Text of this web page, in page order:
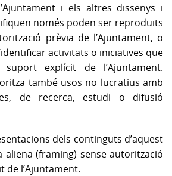
i els altres dissenys i
només poden ser reproduïts
prèvia de l’Ajuntament, o
activitats o iniciatives que
explícit de l’Ajuntament.
també usos no lucratius amb
de recerca, estudi o difusió
dels continguts d’aquest
aliena (framing) sense autorització
de l’Ajuntament.